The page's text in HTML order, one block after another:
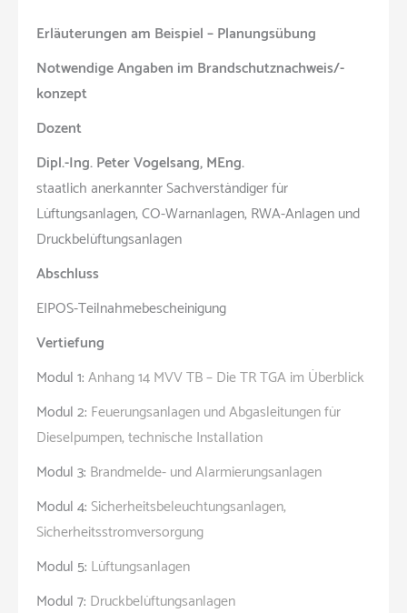
Erläuterungen am Beispiel – Planungsübung
Notwendige Angaben im Brandschutznachweis/-
konzept
Dozent
Dipl.-Ing. Peter Vogelsang, MEng.
staatlich anerkannter Sachverständiger für
Lüftungsanlagen, CO-Warnanlagen, RWA-Anlagen und
Druckbelüftungsanlagen
Abschluss
EIPOS-Teilnahmebescheinigung
Vertiefung
Modul 1:Anhang 14 MVV TB – Die TR TGA im Überblick
Modul 2: Feuerungsanlagen und Abgasleitungen für
Dieselpumpen, technische Installation
Modul 3: Brandmelde- und Alarmierungsanlagen
Modul 4:Sicherheitsbeleuchtungsanlagen,
Sicherheitsstromversorgung
Modul 5: Lüftungsanlagen
Modul 7: Druckbelüftungsanlagen